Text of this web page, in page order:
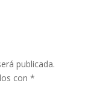
publicada.
con *